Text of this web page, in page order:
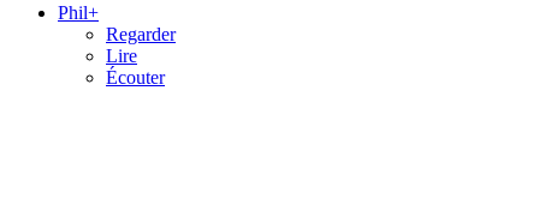
Phil+
Regarder
Lire
Écouter